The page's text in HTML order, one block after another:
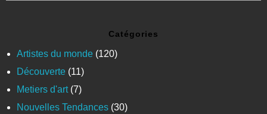
Catégories
Artistes du monde(120)
Découverte(11)
Metiers d'art(7)
Nouvelles Tendances(30)